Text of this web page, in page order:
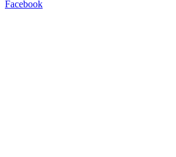
Facebook